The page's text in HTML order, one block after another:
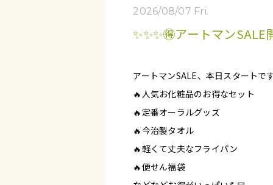
2026/08/07 Fri.
✨✨✨🉐アートマンSALE
アートマンSALE、本日スタートで
🔥人気お化粧品のお得なセット
🔥定番オーラルグッズ
🔥今治製タオル
🔥軽くて丈夫なフライパン
🔥便せん福袋